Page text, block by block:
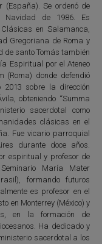
(España). Se ordenó de
Navidad de 1986. Es
en Salamanca,
Gregoriana de Roma y
de santo Tomás también
Espiritual por el Ateneo
(Roma) donde defendió
sobre la dirección
obteniendo “Summa
sacerdotal como
clásicas en el
Fue vicario parroquial
durante doce años.
espiritual y profesor de
María Mater
formando futuros
es profesor en el
en Monterrey (México) y
en la formación de
Ha dedicado y
sacerdotal a los